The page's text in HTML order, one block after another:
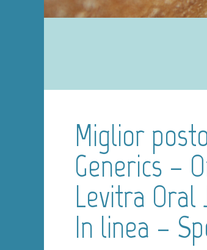
Miglior
Generics –
Levitra
In linea –